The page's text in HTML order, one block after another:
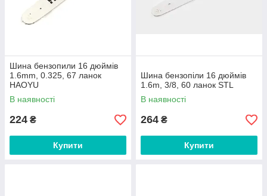
Шина бензопили 16 дюймів
1.6mm, 0.325, 67 ланок
HAOYU
В наявності
224 ₴
Купити
Шина бензопіли 16 дюймів
1.6m, 3/8, 60 ланок STL
В наявності
264 ₴
Купити